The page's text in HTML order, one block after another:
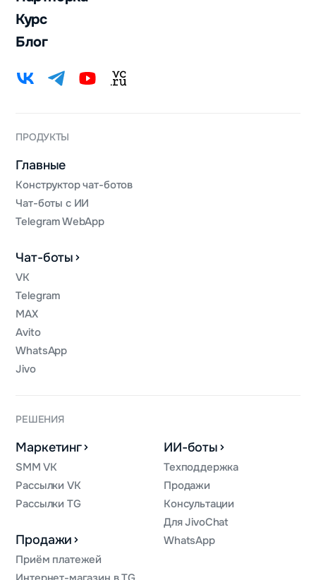
Курс
Блог
ПРОДУКТЫ
Главные
Конструктор чат-ботов
Чат-боты с ИИ
Telegram WebApp
Чат-боты
VK
Telegram
MAX
Avito
WhatsApp
Jivo
РЕШЕНИЯ
Маркетинг
SMM VK
Рассылки VK
Рассылки TG
Продажи
Приём платежей
ИИ-боты
Техподдержка
Продажи
Консультации
Для JivoChat
WhatsApp